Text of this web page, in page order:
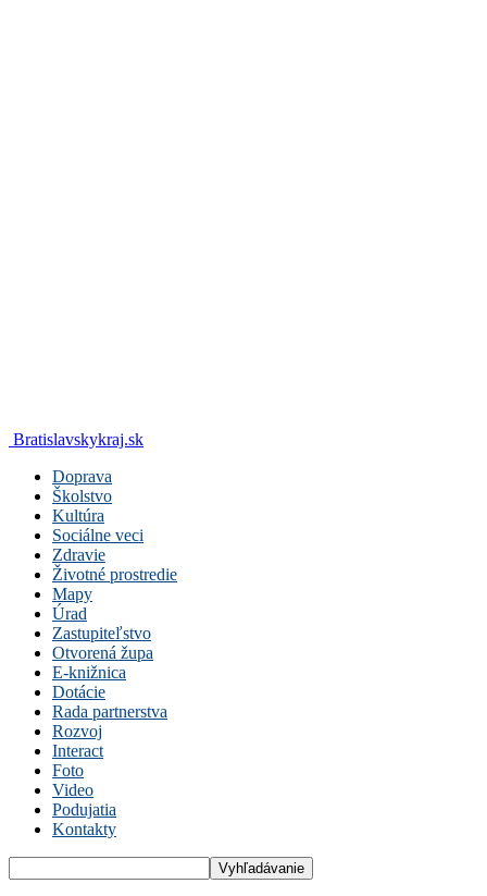
Bratislavskykraj.sk
Doprava
Školstvo
Kultúra
Sociálne veci
Zdravie
Životné prostredie
Mapy
Úrad
Zastupiteľstvo
Otvorená župa
E-knižnica
Dotácie
Rada partnerstva
Rozvoj
Interact
Foto
Video
Podujatia
Kontakty